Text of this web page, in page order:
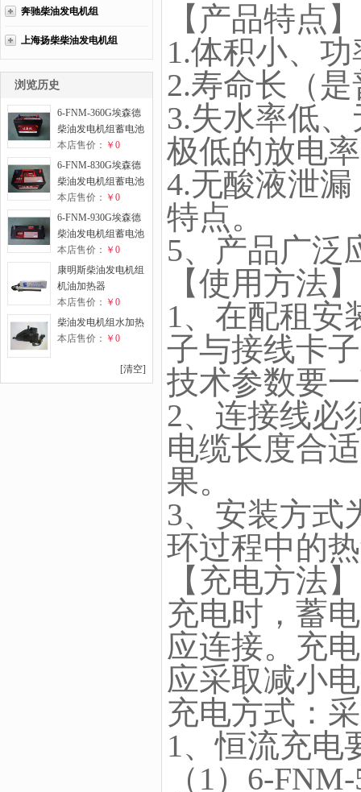
奔驰柴油发电机组
上海扬柴柴油发电机组
浏览历史
6-FNM-360G埃森德
柴油发电机组蓄电池
本店售价： ￥0
6-FNM-830G埃森德
柴油发电机组蓄电池
本店售价： ￥0
6-FNM-930G埃森德
柴油发电机组蓄电池
本店售价： ￥0
康明斯柴油发电机组
机油加热器
本店售价： ￥0
柴油发电机组水加热
本店售价： ￥0
[清空]
【产品特点】
1.体积小、
2.寿命长（
3.失水率低
极低的放电
4.无酸液泄
特点。
5、产品广泛
【使用方法】
1、在配租安
子与接线卡
技术参数要
2、连接线必
电缆长度合
果。
3、安装方式
环过程中的
【充电方法】
充电时，蓄
应连接。充
应采取减小
充电方式：
1、恒流充电
（1）6-